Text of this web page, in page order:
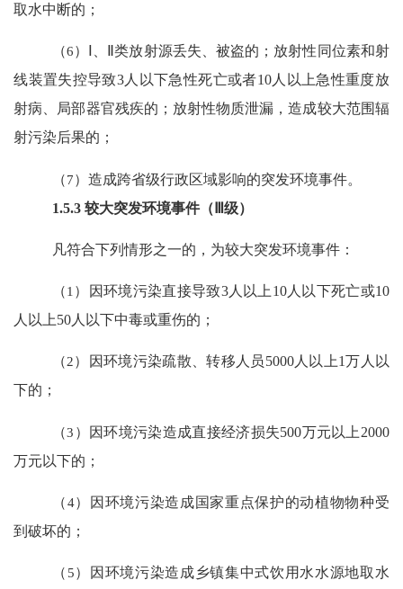
取水中断的；
（6） 、 Ⅱ类放射源丢失、被盗的；放射性同位素和射
线装置失控导致3人以下急性死亡或者10人以上急性重度放
射病、局部器官残疾的；放射性物质泄漏，造成较大范围辐
射污染后果的；
（7）造成跨省级行政区域影响的突发环境事件。
1.5.3较大突发环境事件（ Ⅲ级）
凡符合下列情形之一的，为较大突发环境事件：
（1 ）因环境污染直接导致3人以上 10人以下死亡或10
人以上50 人以下中毒或重伤的；
（2）因环境污染疏散、转移人员5000人以上1万人以
下的；
（3 ）因环境污染造成直接经济损失500万元以上 2000
万元以下的；
（4）因环境污染造成国家重点保护的动植物物种受
到破坏的；
（ 5）因环境污染造成乡镇集中式饮用水水源地取水